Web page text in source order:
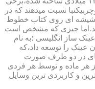
نسبت میدهند که در
گوی شیشه ای روی کتاب خطوط
چیزی که مشخص است
میلادی یک عینک ساز انگلیسی ؛به نام
عینک را توسعه داد،که
در دو طرف صورت
هر ماده و توسط هر فردی
و کاربردی ترین وسایل